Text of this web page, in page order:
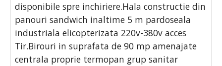
disponibile spre inchiriere.Hala constructie din
panouri sandwich inaltime 5 m pardoseala
industriala elicopterizata 220v-380v acces
Tir.Birouri in suprafata de 90 mp amenajate
centrala proprie termopan grup sanitar